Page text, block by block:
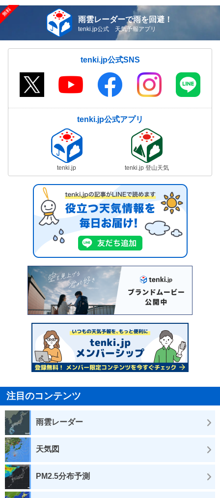
雨雲レーダーで雨を回避！
tenki.jp公式 天気予報アプリ
tenki.jp公式SNS
tenki.jp公式アプリ
tenki.jp tenki.jp 登山天気
注目のコンテンツ
雨雲レーダー
天気図
PM2.5分布予測